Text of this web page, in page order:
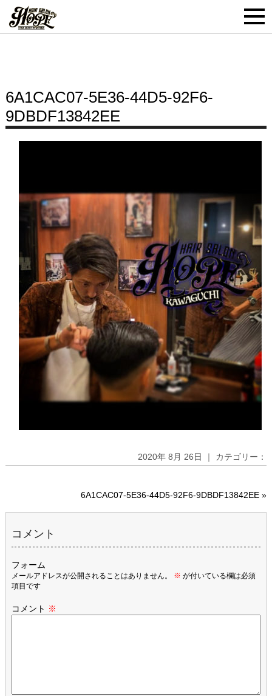
6A1CAC07-5E36-44D5-92F6-
9DBDF13842EE
2020年 8月 26日 ｜ カテゴリー：
6A1CAC07-5E36-44D5-92F6-9DBDF13842EE »
コメント
フォーム
メールアドレスが公開されることはありません。 ※ が付いている欄は必須
項目です
コメント ※